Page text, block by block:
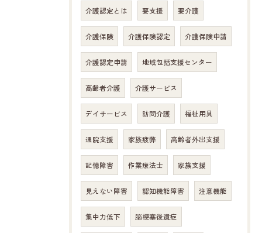
介護認定とは 要支援 要介護
介護保険 介護保険認定 介護保険申請
介護認定申請 地域包括支援センター
高齢者介護 介護サービス
デイサービス 訪問介護 福祉用具
通院支援 家族疲弊 高齢者外出支援
記憶障害 作業療法士 家族支援
見えない障害 認知機能障害 注意機能
集中力低下 脳梗塞後遺症
お問い合わせはこちら